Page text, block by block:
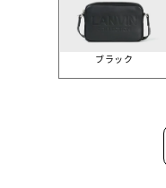
ブラック